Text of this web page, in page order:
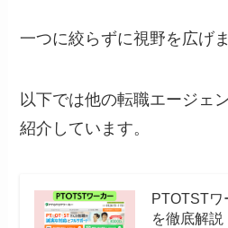
一つに絞らずに視野を広げ
以下では他の転職エージェ
紹介しています。
PTOTSTワ
を徹底解